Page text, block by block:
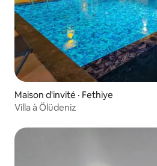
Maison d'invité · Fethiye
Villa à Ölüdeniz